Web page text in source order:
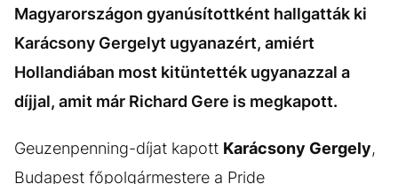
Magyarországon gyanúsítottként hallgatták ki
Karácsony Gergelyt ugyanazért, amiért
Hollandiában most kitüntették ugyanazzal a
díjjal, amit már Richard Gere is megkapott.
Geuzenpenning-díjat kapott Karácsony Gergely,
Budapest főpolgármestere a Pride